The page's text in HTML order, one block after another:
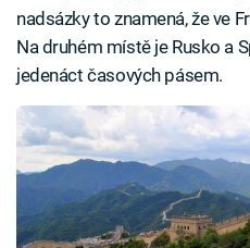
nadsázky to znamená, že ve
Na druhém místě je Rusko a
jedenáct časových pásem.